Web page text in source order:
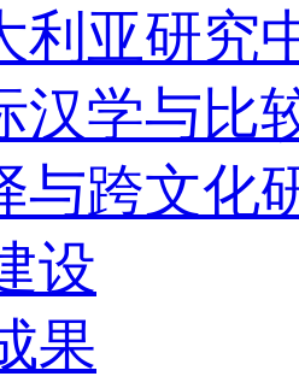
利亚研究
汉学与比
与跨文化
设
果